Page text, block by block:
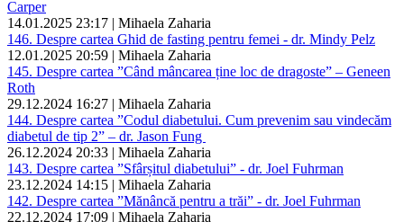
Carper
14.01.2025 23:17 | Mihaela Zaharia
146. Despre cartea Ghid de fasting pentru femei - dr. Mindy Pelz
12.01.2025 20:59 | Mihaela Zaharia
145. Despre cartea ”Când mâncarea ține loc de dragoste” – Geneen
Roth
29.12.2024 16:27 | Mihaela Zaharia
144. Despre cartea ”Codul diabetului. Cum prevenim sau vindecăm
diabetul de tip 2” – dr. Jason Fung
26.12.2024 20:33 | Mihaela Zaharia
143. Despre cartea ”Sfârșitul diabetului” - dr. Joel Fuhrman
23.12.2024 14:15 | Mihaela Zaharia
142. Despre cartea ”Mănâncă pentru a trăi” - dr. Joel Fuhrman
22.12.2024 17:09 | Mihaela Zaharia